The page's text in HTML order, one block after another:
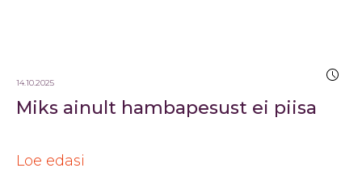
14.10.2025
Miks ainult hambapesust ei piisa
Loe edasi